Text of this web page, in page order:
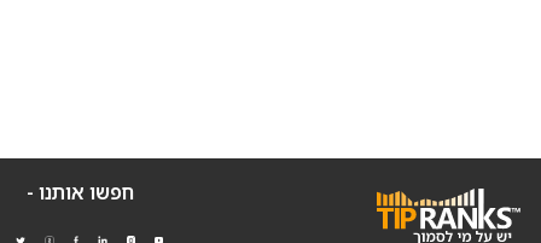
חפשו אותנו -